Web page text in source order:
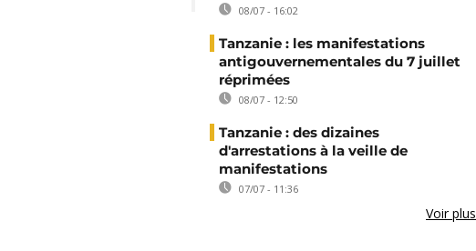
08/07 - 16:02
Tanzanie : les manifestations
antigouvernementales du 7 juillet
réprimées
08/07 - 12:50
Tanzanie : des dizaines
d'arrestations à la veille de
manifestations
07/07 - 11:36
Voir plus